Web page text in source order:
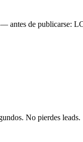
de publicarse:
No pierdes leads.